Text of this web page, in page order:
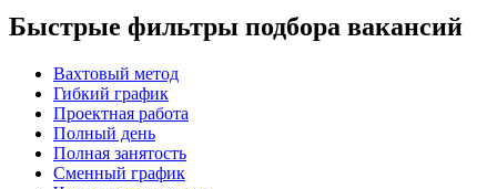
Быстрые фильтры подбора вакансий
Вахтовый метод
Гибкий график
Проектная работа
Полный день
Полная занятость
Сменный график